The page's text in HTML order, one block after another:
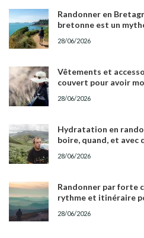
Randonner en
bretonne est un
28/06/2026
Vêtements et
couvert pour avoir
28/06/2026
Hydratation en
boire, quand, et avec
28/06/2026
Randonner par forte
rythme et itinéraire
28/06/2026